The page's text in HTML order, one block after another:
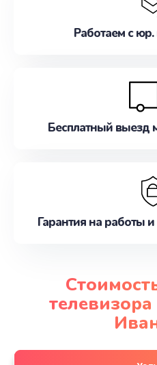
Работаем с
Бесплатный выезд
Гарантия на работы